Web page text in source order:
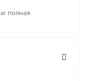
полная